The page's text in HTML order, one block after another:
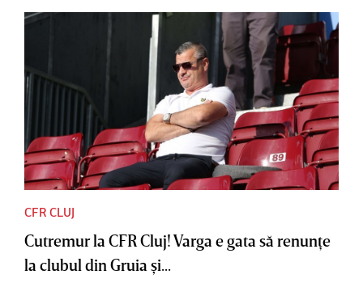
CFR CLUJ
Cutremur la CFR Cluj! Varga e gata să renunţe
la clubul din Gruia şi...